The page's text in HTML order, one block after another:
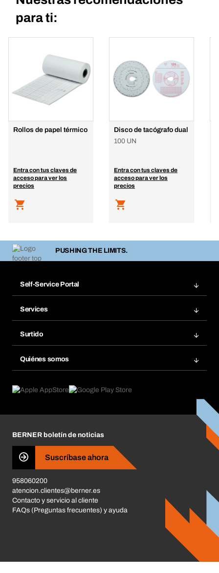
para ti:
Rollos de papel térmico
Entra con tus claves de
acceso para ver los
precios
Disco de tacógrafo dual
100 UN
Entra con tus claves de
acceso para ver los
precios
PUSHING THE LIMITS.
Self-Service Portal
Grupos Favoritos
Repetir pedido
Pedidos programados
Services
Gestión Química
eProcurement
Buscadores de productos
Surtido
Quiénes somos
Lo que nos mueve
Tiendas BERNER
Business Conduct
BERNER boletín de noticias
Suscríbase ahora
958060200
atencion.clientes@berner.es
Contacto y servicio al cliente
FAQs (Preguntas frecuentes) y ayuda